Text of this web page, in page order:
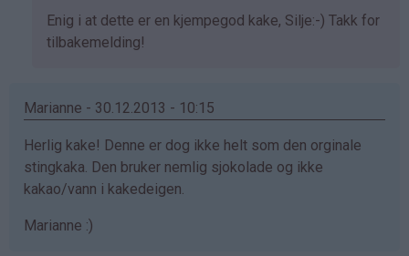
Som
svar
Silje
bekreftet)
Enig i at dette er en kjempegod kake, Silje:-) Takk for
tilbakemelding!
Marianne - 30.12.2013 - 10:15
Herlig kake! Denne er dog ikke helt som den orginale
stingkaka. Den bruker nemlig sjokolade og ikke
kakao/vann i kakedeigen.
Marianne :)